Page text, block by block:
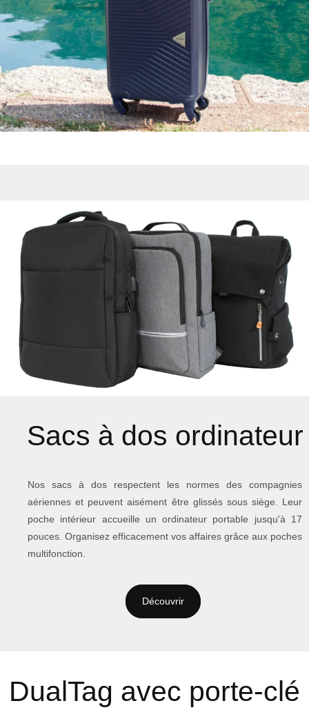
Sacs à dos ordinateur
Nos sacs à dos respectent les normes des compagnies
aériennes et peuvent aisément être glissés sous siège. Leur
poche intérieur accueille un ordinateur portable jusqu'à 17
pouces. Organisez efficacement vos affaires grâce aux poches
multifonction.
Découvrir
DualTag avec porte-clé